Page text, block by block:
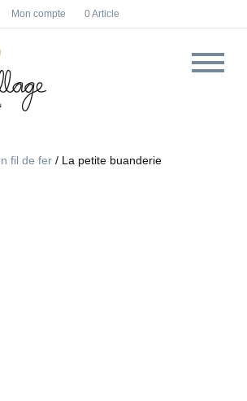
F
a
c
I
n
s
Mon compte 0 Article
fil de fer / La petite buanderie